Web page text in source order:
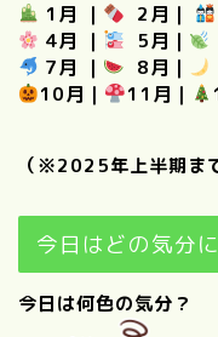
1月 ｜ 2月 ｜
4月
｜ 5月 ｜
7月
｜ 8月 ｜
10月 ｜ 11月 ｜
（※2025年上半期ま
今日はどの気分
今日は何色の気分？